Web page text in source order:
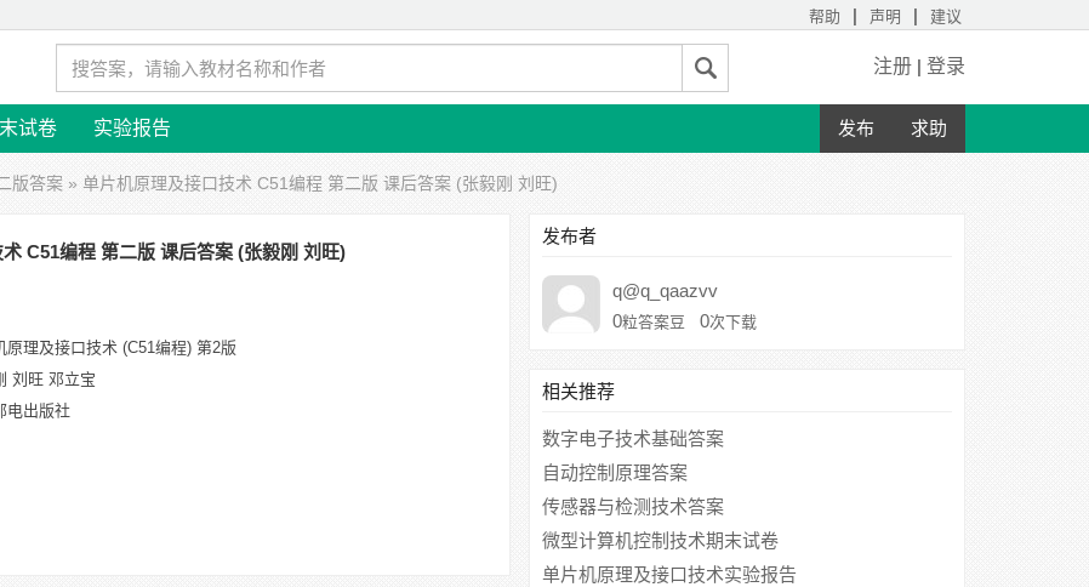
帮助 | 声明 | 建议
注册 | 登录
试卷 实验报告 发布 求助
版答案 » 单片机原理及接口技术 C51编程 第二版 课后答案 (张毅刚 刘旺)
C51编程 第二版 课后答案 (张毅刚 刘旺)
原理及接口技术 (C51编程) 第2版
刘旺 邓立宝
电出版社
发布者
q@q_qaazvv
0粒答案豆 0次下载
相关推荐
数字电子技术基础答案
自动控制原理答案
传感器与检测技术答案
微型计算机控制技术期末试卷
单片机原理及接口技术实验报告